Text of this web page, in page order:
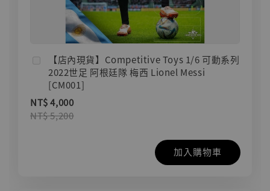
【店內現貨】Competitive Toys 1/6 可動系列
2022世足 阿根廷隊 梅西 Lionel Messi
[CM001]
NT$ 4,000
NT$ 5,200
加入購物車